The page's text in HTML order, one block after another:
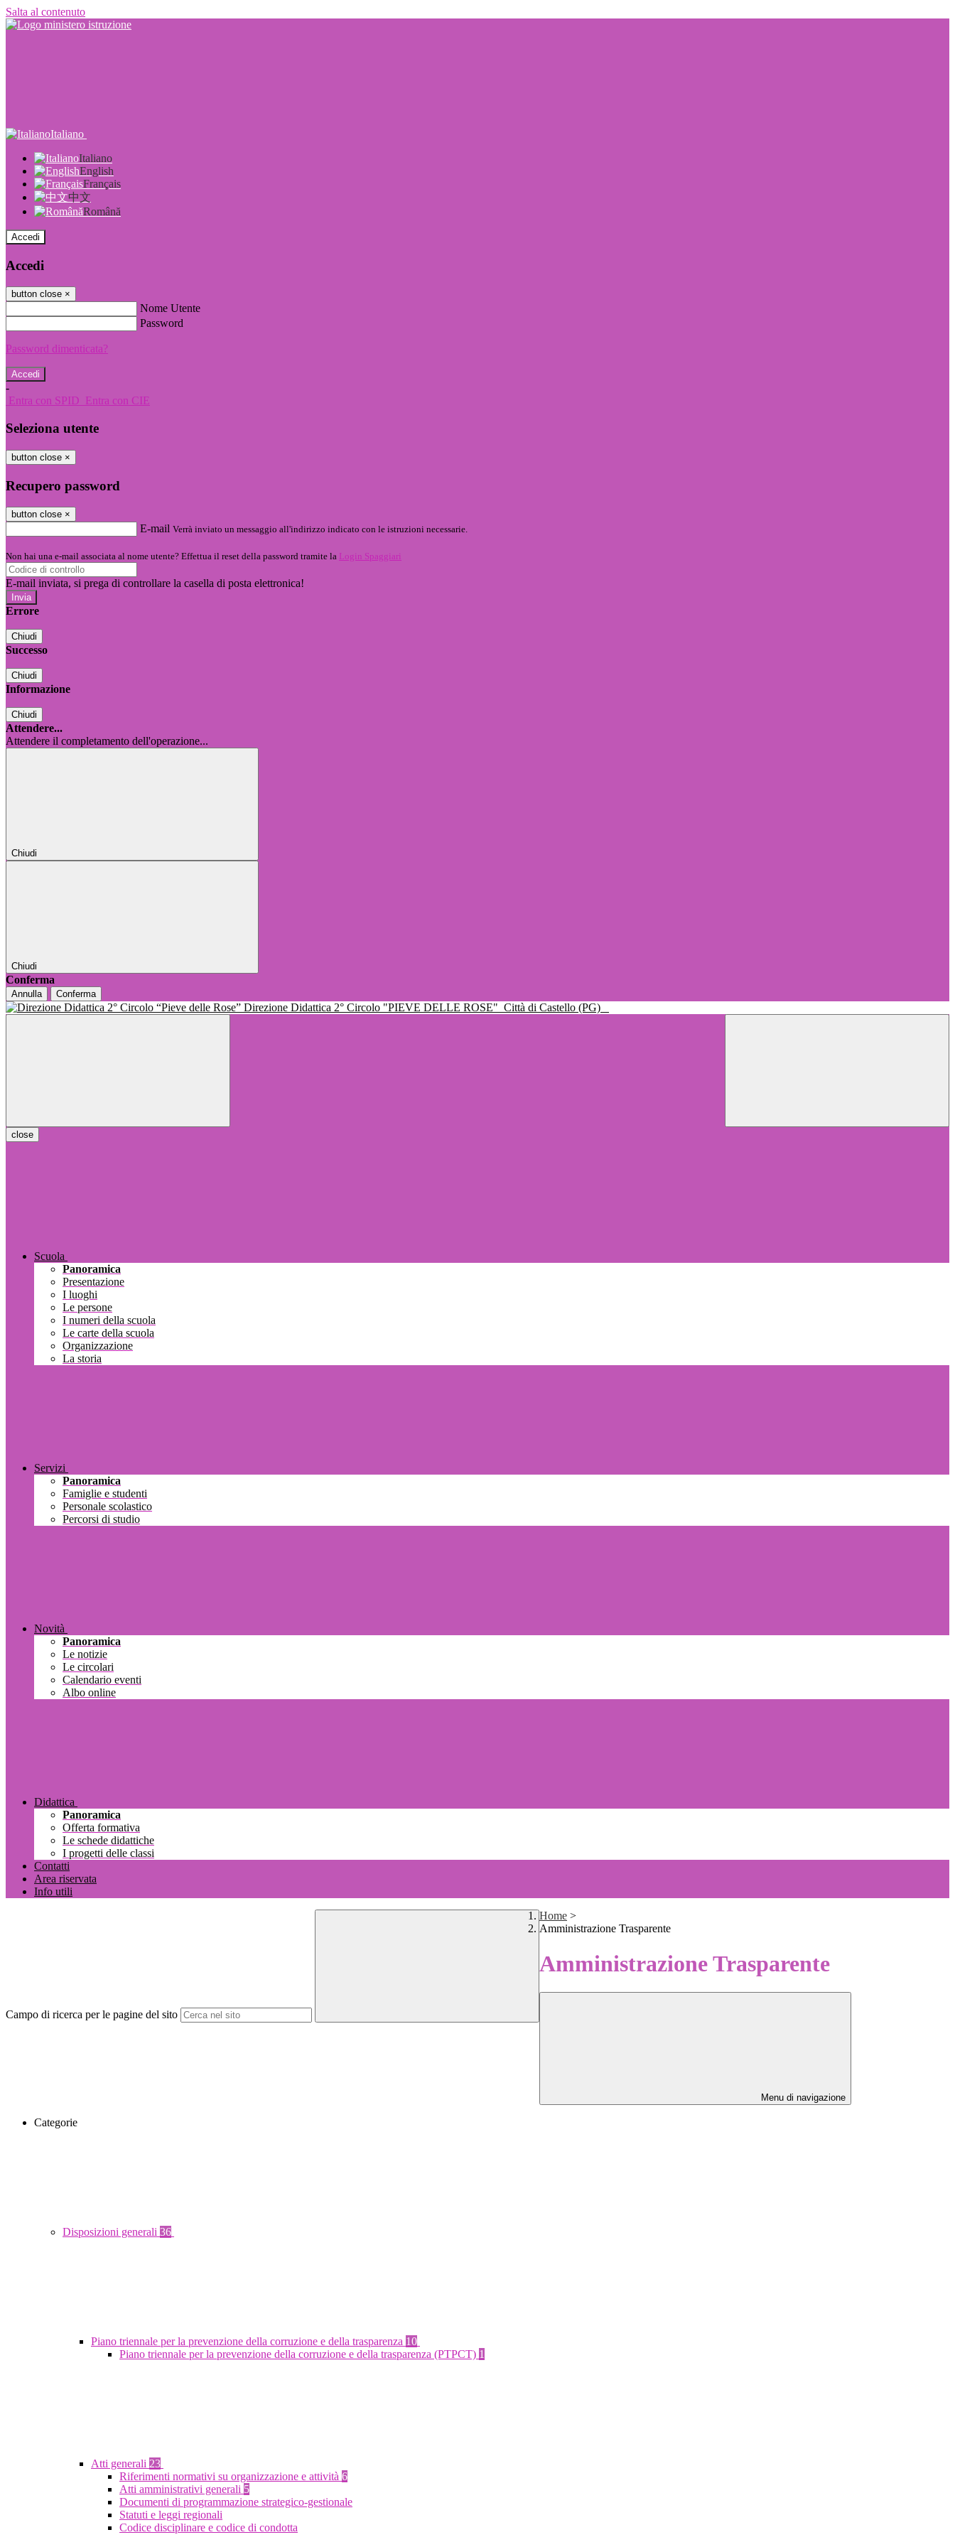
Salta al contenuto
Italiano
Italiano
English
Français
中文
Română
Accedi
Accedi
button close ×
Nome Utente
Password
Password dimenticata?
-
Entra con SPID Entra con CIE
Seleziona utente
button close ×
Recupero password
button close ×
E-mail Verrà inviato un messaggio all'indirizzo indicato con le istruzioni necessarie.
Non hai una e-mail associata al nome utente? Effettua il reset della password tramite la Login Spaggiari
E-mail inviata, si prega di controllare la casella di posta elettronica!
Errore
Chiudi
Successo
Chiudi
Informazione
Chiudi
Attendere...
Attendere il completamento dell'operazione...
Chiudi
Chiudi
Conferma
Annulla Conferma
Direzione Didattica 2° Circolo "PIEVE DELLE ROSE" Città di Castello (PG)
close
Scuola
Panoramica
Presentazione
I luoghi
Le persone
I numeri della scuola
Le carte della scuola
Organizzazione
La storia
Servizi
Panoramica
Famiglie e studenti
Personale scolastico
Percorsi di studio
Novità
Panoramica
Le notizie
Le circolari
Calendario eventi
Albo online
Didattica
Panoramica
Offerta formativa
Le schede didattiche
I progetti delle classi
Contatti
Area riservata
Info utili
Campo di ricerca per le pagine del sito
Home >
Amministrazione Trasparente
Amministrazione Trasparente
Menu di navigazione
Categorie
Disposizioni generali 36
Piano triennale per la prevenzione della corruzione e della trasparenza 10
Piano triennale per la prevenzione della corruzione e della trasparenza (PTPCT) 1
Atti generali 23
Riferimenti normativi su organizzazione e attività 6
Atti amministrativi generali 5
Documenti di programmazione strategico-gestionale
Statuti e leggi regionali
Codice disciplinare e codice di condotta